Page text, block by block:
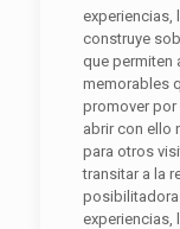
construye
que permiten
memorables
promover por
abrir con ello
para otros
transitar a la
experiencias,